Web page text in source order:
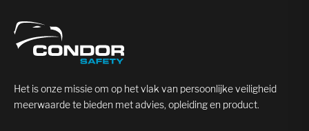
Het is onze missie om op het vlak van persoonlijke veiligheid
meerwaarde te bieden met advies, opleiding en product.